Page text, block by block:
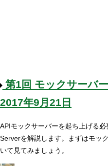
第1回 モックサーバ
2017年9月21日
APIモックサーバーを起ち上げる
Serverを解説します。まずはモッ
いて見てみましょう。